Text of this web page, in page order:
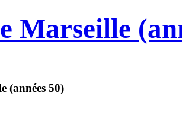
Marseille
(années 50)